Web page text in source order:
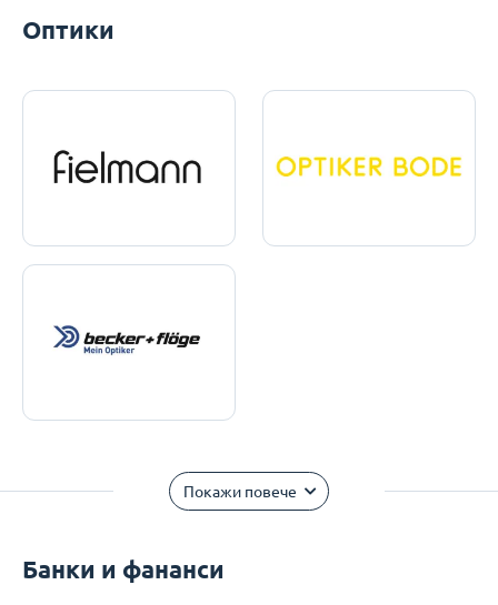
Оптики
Покажи повече
Банки и фананси